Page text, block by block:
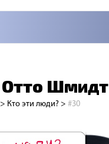
Отто Шмидт
> Кто эти люди? > #30